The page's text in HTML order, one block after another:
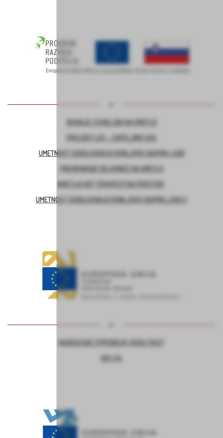
BIVANJE STAREJŠIH NA KMETIJI
PROJEKT LAS – ZAPELJIMO VAS
UMETNOST SODELOVANJA RANLJIVIH SKUPIN LJUDI
PREHRANSKE DELAVNICE NA KMETIJI
KMETIJA KOT TERAPEVTSKI PROSTOR
UMETNOST SODELOVANJA RANLJIVIH SKUPIN LJUDI 2
KADROVSKE ŠTIPENDIJE 2026/2027
KOC AS